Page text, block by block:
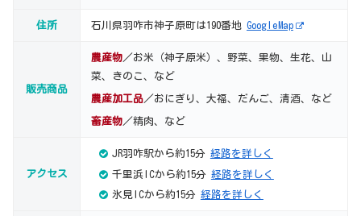
住所 石川県羽咋市神子原町は190番地 GoogleMap
販売商品
農産物／お米（神子原米）、野菜、果物、生花、山
菜、きのこ、など
農産加工品／おにぎり、大福、だんご、清酒、など
畜産物／精肉、など
アクセス
JR羽咋駅から約15分 経路を詳しく
千里浜ICから約15分 経路を詳しく
氷見ICから約15分 経路を詳しく